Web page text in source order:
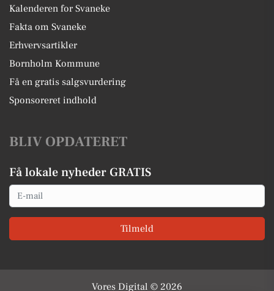
Kalenderen for Svaneke
Fakta om Svaneke
Erhvervsartikler
Bornholm Kommune
Få en gratis salgsvurdering
Sponsoreret indhold
BLIV OPDATERET
Få lokale nyheder GRATIS
Email
Tilmeld
Vores Digital © 2026